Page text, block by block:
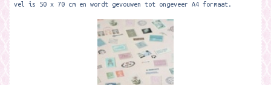
vel is 50 x 70 cm en wordt gevouwen tot ongeveer A4 formaat.